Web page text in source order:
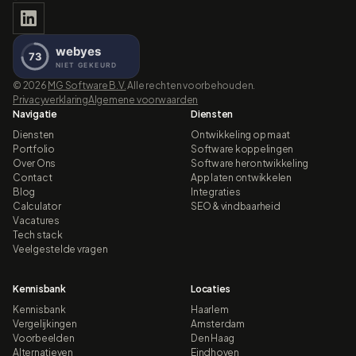
© 2026 MG Software B.V. Alle rechten voorbehouden.
PrivacyverklaringAlgemene voorwaarden
Navigatie
Diensten
Portfolio
Over Ons
Contact
Blog
Calculator
Vacatures
Tech stack
Veelgestelde vragen
Diensten
Ontwikkeling op maat
Software koppelingen
Software herontwikkeling
App laten ontwikkelen
Integraties
SEO & vindbaarheid
Kennisbank
Kennisbank
Vergelijkingen
Voorbeelden
Alternatieven
Locaties
Haarlem
Amsterdam
Den Haag
Eindhoven